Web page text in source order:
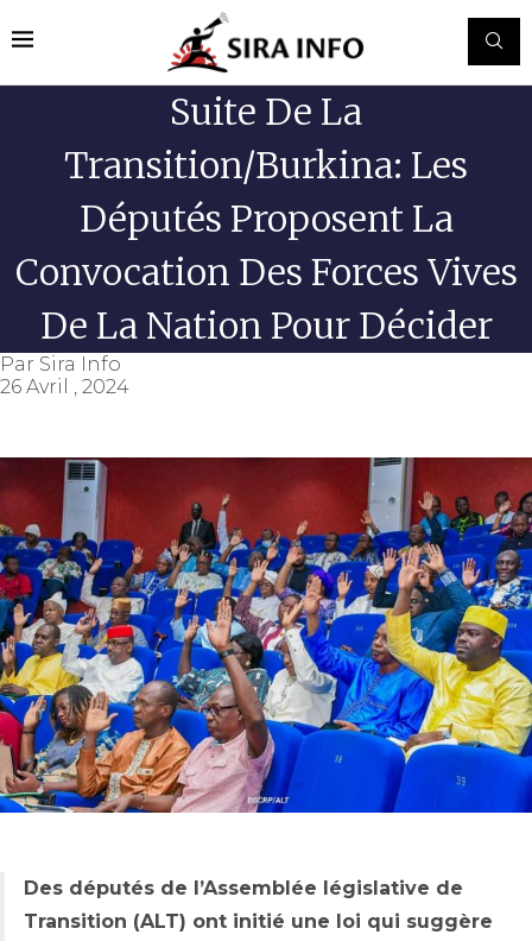
Suite De La
Transition/Burkina: Les
Députés Proposent La
Convocation Des Forces Vives
De La Nation Pour Décider
Par Sira Info
26 Avril , 2024
Des députés de l’Assemblée législative de
Transition (ALT) ont initié une loi qui suggère